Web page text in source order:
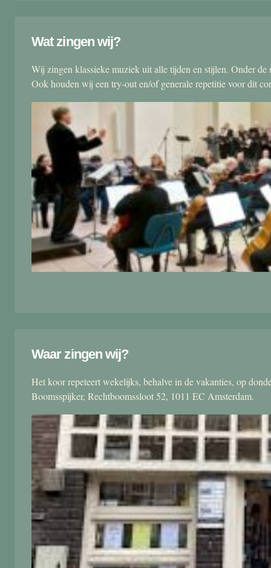
Wat zingen wij?
Wij zingen klassieke muziek uit alle tijden en stijlen. Onder
Ook houden wij een try-out en/of generale repetitie voor dit
Waar zingen wij?
Het koor repeteert wekelijks, behalve in de vakanties, op
Boomsspijker, Rechtboomssloot 52, 1011 EC Amsterdam.